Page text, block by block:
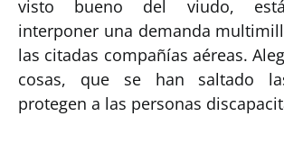
visto bueno del viudo, está
interponer una demanda
las citadas compañías aéreas.
cosas, que se han saltado
protegen a las personas